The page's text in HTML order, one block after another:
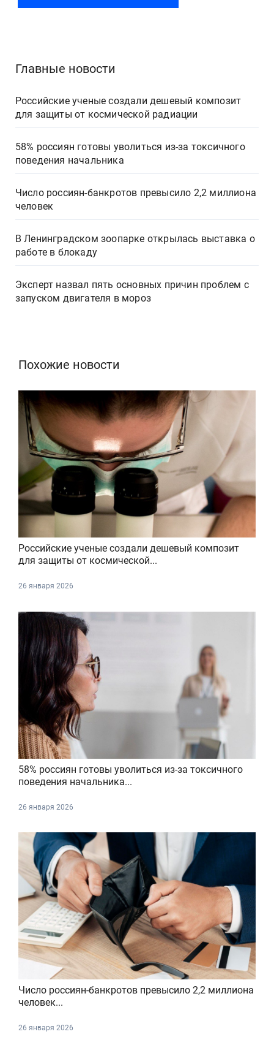
Главные новости
Российские ученые создали дешевый композит
для защиты от космической радиации
58% россиян готовы уволиться из-за токсичного
поведения начальника
Число россиян-банкротов превысило 2,2 миллиона
человек
В Ленинградском зоопарке открылась выставка о
работе в блокаду
Эксперт назвал пять основных причин проблем с
запуском двигателя в мороз
Похожие новости
Российские ученые создали дешевый композит
для защиты от космической...
26 января 2026
58% россиян готовы уволиться из-за токсичного
поведения начальника...
26 января 2026
Число россиян-банкротов превысило 2,2 миллиона
человек...
26 января 2026